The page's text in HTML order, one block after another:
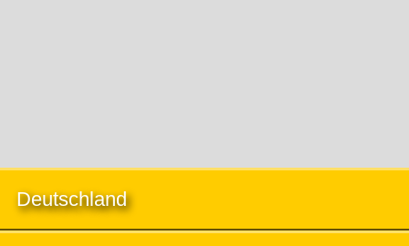
Deutschland